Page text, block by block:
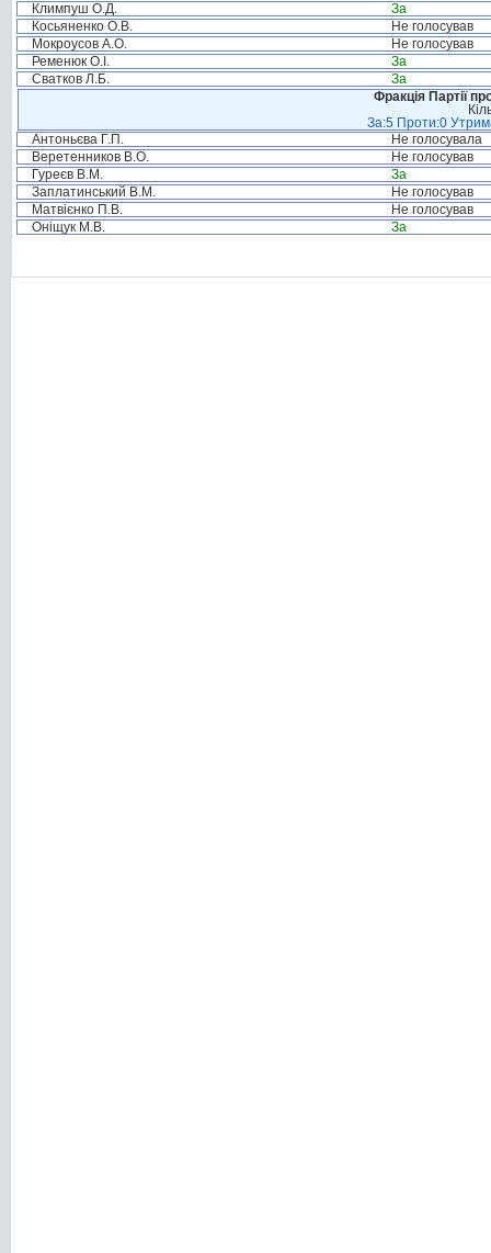
Климпуш О.Д.
За
Косьяненко О.В.
Не голосував
Мокроусов А.О.
Не голосував
Ременюк О.І.
За
Сватков Л.Б.
За
Фракція Партії
За:5 Проти:0
Антоньєва Г.П.
Не голосувала
Веретенников В.О.
Не голосував
Гуреєв В.М.
За
Заплатинський В.М.
Не голосував
Матвієнко П.В.
Не голосував
Оніщук М.В.
За